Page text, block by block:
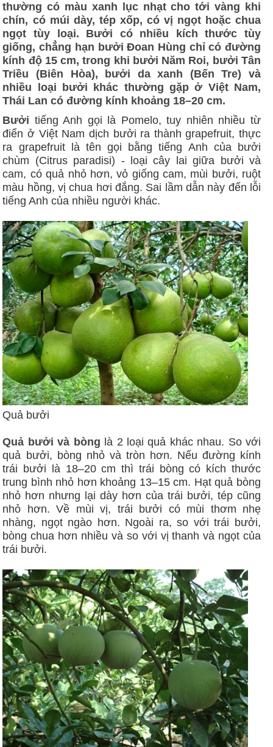
thường có màu xanh lục nhạt cho tới vàng khi
chín, có múi dày, tép xốp, có vị ngọt hoặc chua
ngọt tùy loại. Bưởi có nhiều kích thước tùy
giống, chẳng hạn bưởi Đoan Hùng chỉ có đường
kính độ 15 cm, trong khi bưởi Năm Roi, bưởi Tân
Triều (Biên Hòa), bưởi da xanh (Bến Tre) và
nhiều loại bưởi khác thường gặp ở Việt Nam,
Thái Lan có đường kính khoảng 18–20 cm.
Bưởi tiếng Anh gọi là Pomelo, tuy nhiên nhiều từ
điển ở Việt Nam dịch bưởi ra thành grapefruit, thực
ra grapefruit là tên gọi bằng tiếng Anh của bưởi
chùm (Citrus paradisi) - loại cây lai giữa bưởi và
cam, có quả nhỏ hơn, vỏ giống cam, mùi bưởi, ruột
màu hồng, vị chua hơi đắng. Sai lầm dẫn này đến lỗi
tiếng Anh của nhiều người khác.
Quả bưởi
Quả bưởi và bòng là 2 loại quả khác nhau. So với
quả bưởi, bòng nhỏ và tròn hơn. Nếu đường kính
trái bưởi là 18–20 cm thì trái bòng có kích thước
trung bình nhỏ hơn khoảng 13–15 cm. Hạt quả bòng
nhỏ hơn nhưng lại dày hơn của trái bưởi, tép cũng
nhỏ hơn. Về mùi vị, trái bưởi có mùi thơm nhẹ
nhàng, ngọt ngào hơn. Ngoài ra, so với trái bưởi,
bòng chua hơn nhiều và so với vị thanh và ngọt của
trái bưởi.